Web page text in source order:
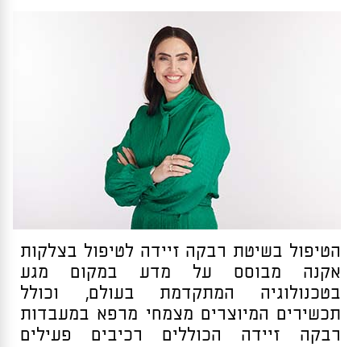
הטיפול בשיטת רבקה זיידה לטיפול בצלקות
אקנה מבוסס על מדע במקום מגע
בטכנולוגיה המתקדמת בעולם, וכולל
תכשירים המיוצרים מצמחי מרפא במעבדות
רבקה זיידה הכוללים רכיבים פעילים